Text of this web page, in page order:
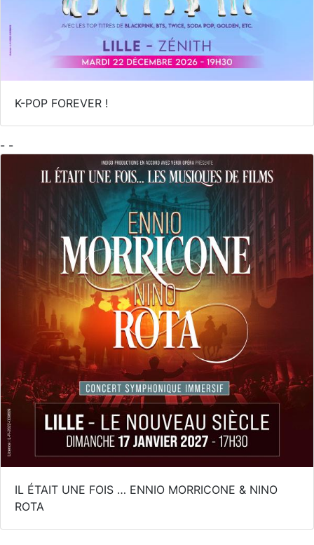
K-POP FOREVER !
- -
IL ÉTAIT UNE FOIS … ENNIO MORRICONE & NINO
ROTA